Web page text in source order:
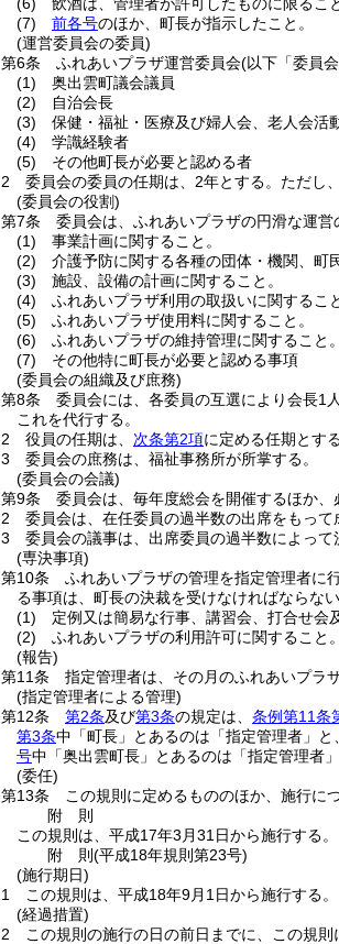
(7)
前各号のほか、町長が指示したこと。
(運営委員会の委員)
第6条
ふれあいプラザ運営委員会(以下「委員
(1)
奥出雲町議会議員
(2)
自治会長
(3)
保健・福祉・医療及び婦人会、老人会活
(4)
学識経験者
(5)
その他町長が必要と認める者
2
委員会の委員の任期は、2年とする。 ただし
(委員会の役割)
第7条
委員会は、ふれあいプラザの円滑な運営
(1)
事業計画に関すること。
(2)
介護予防に関する各種の団体・機関、町
(3)
施設、設備の計画に関すること。
(4)
ふれあいプラザ利用の取扱いに関すること
(5)
ふれあいプラザ使用料に関すること。
(6)
ふれあいプラザの維持管理に関すること。
(7)
その他特に町長が必要と認める事項
(委員会の組織及び庶務)
第8条
委員会には、各委員の互選により会長1
これを代行する。
2
役員の任期は、 次条第2項に定める任期とする
3
委員会の庶務は、福祉事務所が所掌する。
(委員会の会議)
第9条
委員会は、毎年度総会を開催するほか、
2
委員会は、在任委員の過半数の出席をもって
3
委員会の議事は、出席委員の過半数によっ
(専決事項)
第10条
ふれあいプラザの管理を指定管理者に
る事項は、町長の決裁を受けなければならない
(1)
定例又は簡易な行事、講習会、打合せ会
(2)
ふれあいプラザの利用許可に関すること。
(報告)
第11条
指定管理者は、その月のふれあいプラ
(指定管理者による管理)
第12条
第2条及び第3条の規定は、 条例第11条
第3条中「町長」とあるのは「指定管理者」と、
号中「奥出雲町長」とあるのは「指定管理者
(委任)
第13条
この規則に定めるもののほか、施行に
附 則
この規則は、平成17年3月31日から施行する。
附 則(平成18年規則第23号)
(施行期日)
1
この規則は、平成18年9月1日から施行する。
(経過措置)
2
この規則の施行の日の前日までに、この規